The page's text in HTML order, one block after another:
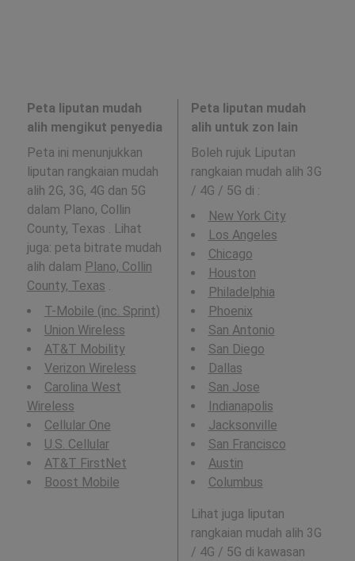
Peta liputan mudah
alih mengikut penyedia
Peta ini menunjukkan
liputan rangkaian mudah
alih 2G, 3G, 4G dan 5G
dalam Plano, Collin
County, Texas . Lihat
juga: peta bitrate mudah
alih dalam Plano, Collin
County, Texas
T-Mobile (inc. Sprint)
Union Wireless
AT&T Mobility
Verizon Wireless
Carolina West
Wireless
Cellular One
U.S. Cellular
AT&T FirstNet
Boost Mobile
Peta liputan mudah
alih untuk zon lain
Boleh rujuk Liputan
rangkaian mudah alih 3G
/ 4G / 5G di :
New York City
Los Angeles
Chicago
Houston
Philadelphia
Phoenix
San Antonio
San Diego
Dallas
San Jose
Indianapolis
Jacksonville
San Francisco
Austin
Columbus
Lihat juga liputan
rangkaian mudah alih 3G
/ 4G / 5G di kawasan